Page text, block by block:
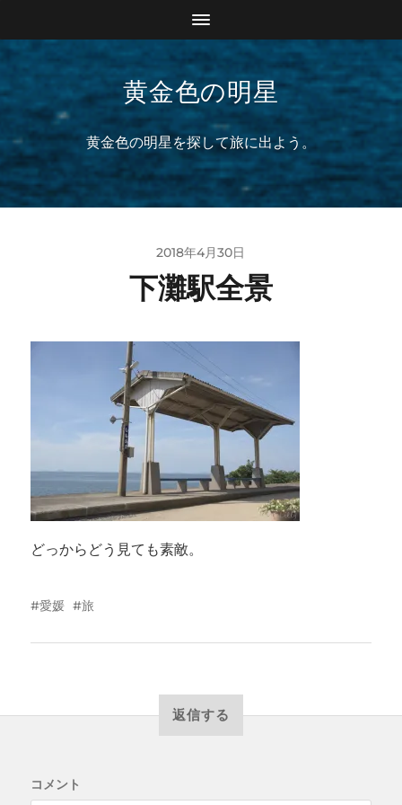
黄金色の明星
黄金色の明星を探して旅に出よう。
2018年4月30日
下灘駅全景
どっからどう見ても素敵。
愛媛 旅
返信する
コメント